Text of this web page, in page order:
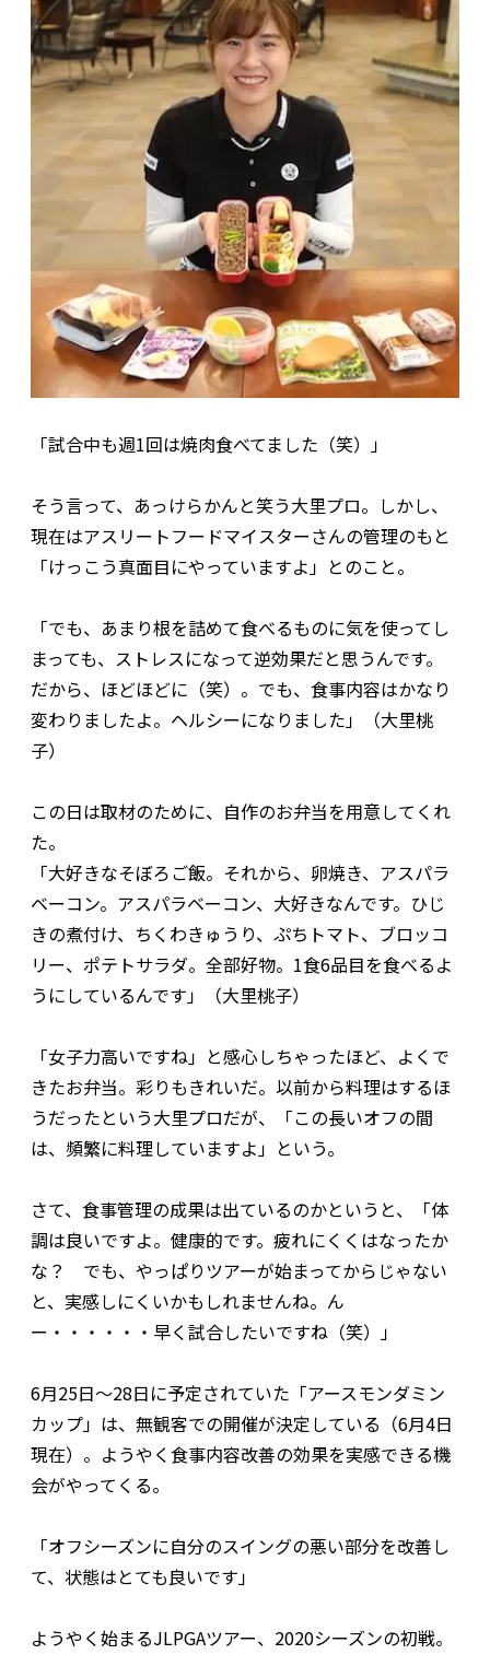
「試合中も週1回は焼肉食べてました（笑）」
そう言って、あっけらかんと笑う大里プロ。しかし、
現在はアスリートフードマイスターさんの管理のもと
「けっこう真面目にやっていますよ」とのこと。
「でも、あまり根を詰めて食べるものに気を使ってし
まっても、ストレスになって逆効果だと思うんです。
だから、ほどほどに（笑）。でも、食事内容はかなり
変わりましたよ。ヘルシーになりました」（大里桃
子）
この日は取材のために、自作のお弁当を用意してくれ
た。
「大好きなそぼろご飯。それから、卵焼き、アスパラ
ベーコン。アスパラベーコン、大好きなんです。ひじ
きの煮付け、ちくわきゅうり、ぷちトマト、ブロッコ
リー、ポテトサラダ。全部好物。1食6品目を食べるよ
うにしているんです」（大里桃子）
「女子力高いですね」と感心しちゃったほど、よくで
きたお弁当。彩りもきれいだ。以前から料理はするほ
うだったという大里プロだが、「この長いオフの間
は、頻繁に料理していますよ」という。
さて、食事管理の成果は出ているのかというと、「体
調は良いですよ。健康的です。疲れにくくはなったか
な？ でも、やっぱりツアーが始まってからじゃない
と、実感しにくいかもしれませんね。ん
ー・・・・・・早く試合したいですね（笑）」
6月25日〜28日に予定されていた「アースモンダミン
カップ」は、無観客での開催が決定している（6月4日
現在）。ようやく食事内容改善の効果を実感できる機
会がやってくる。
「オフシーズンに自分のスイングの悪い部分を改善し
て、状態はとても良いです」
ようやく始まるJLPGAツアー、2020シーズンの初戦。